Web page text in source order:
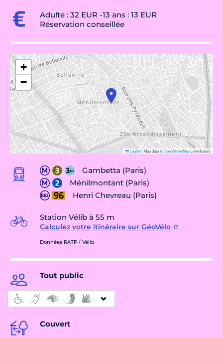
Adulte : 32 EUR -13 ans : 13 EUR
Réservation conseillée
+
−
Leaflet|Map data ©OpenStreetMapcontributors
Gambetta (Paris)
Ménilmontant (Paris)
Henri Chevreau (Paris)
Station Vélib à 55 m
Calculez votre itinéraire sur GéoVélo
Données RATP / Vélib
Tout public
Couvert